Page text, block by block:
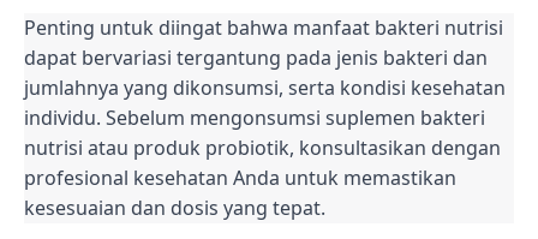
Penting untuk diingat bahwa manfaat bakteri nutrisi
dapat bervariasi tergantung pada jenis bakteri dan
jumlahnya yang dikonsumsi, serta kondisi kesehatan
individu. Sebelum mengonsumsi suplemen bakteri
nutrisi atau produk probiotik, konsultasikan dengan
profesional kesehatan Anda untuk memastikan
kesesuaian dan dosis yang tepat.